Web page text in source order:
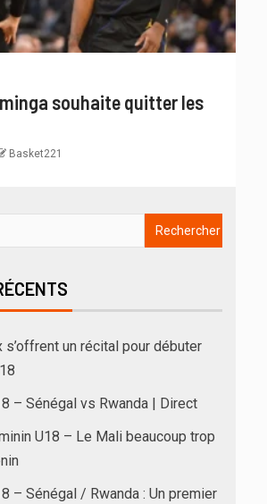
souhaite quitter les
Basket221
s’offrent un récital pour débuter
– Sénégal vs Rwanda | Direct
U18 – Le Mali beaucoup trop
– Sénégal / Rwanda : Un premier